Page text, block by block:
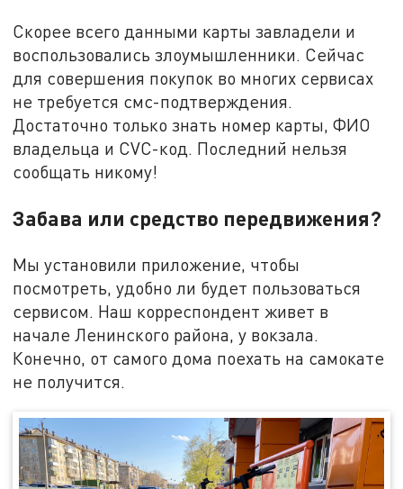
Скорее всего данными карты завладели и
воспользовались злоумышленники. Сейчас
для совершения покупок во многих сервисах
не требуется смс-подтверждения.
Достаточно только знать номер карты, ФИО
владельца и CVC-код. Последний нельзя
сообщать никому!
Забава или средство передвижения?
Мы установили приложение, чтобы
посмотреть, удобно ли будет пользоваться
сервисом. Наш корреспондент живет в
начале Ленинского района, у вокзала.
Конечно, от самого дома поехать на самокате
не получится.